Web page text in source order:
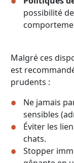
possibilité
Malgré ces
est
prudents :
Ne jamais
sensibles
Éviter les
chats.
Stopper